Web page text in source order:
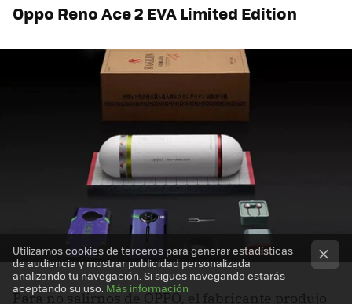
Oppo Reno Ace 2 EVA Limited Edition
Para no salirnos de OPPO, el fabricante produjo
Utilizamos cookies de terceros para generar estadísticas
de audiencia y mostrar publicidad personalizada
analizando tu navegación. Si sigues navegando estarás
aceptando su uso. Más información